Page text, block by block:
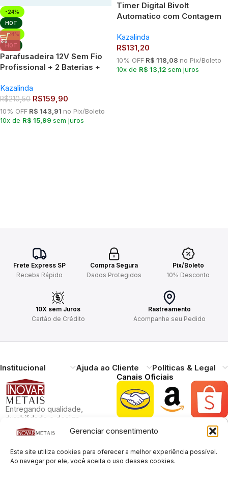
Gerenciar consentimento
Este site utiliza cookies para oferecer a melhor experiência possível.
Ao navegar por ele, você aceita o uso desses cookies.
-24%
HOT
-24%
HOT
Parafusadeira 12V Sem Fio
Profissional + 2 Baterias +
Kazalinda
R$210,50 R$159,90
10% OFF R$ 143,91 no Pix/Boleto
10x de R$ 15,99 sem juros
Timer Digital Bivolt
Automatico com Contagem
Programacoes Kazalinda
Kazalinda
R$131,20
10% OFF R$ 118,08 no Pix/Boleto
10x de R$ 13,12 sem juros
Frete Express SP
Receba Rápido
Compra Segura
Dados Protegidos
Pix/Boleto
10% Desconto
10X sem Juros
Cartão de Crédito
Rastreamento
Acompanhe seu Pedido
Institucional Ajuda ao Cliente Políticas & Legal
Entregando qualidade,
durabilidade e design.
Atendimento ao
Cliente
Necessitando de ajuda?
Estamos à disposição.
Canais Oficiais
Pague com Segurança